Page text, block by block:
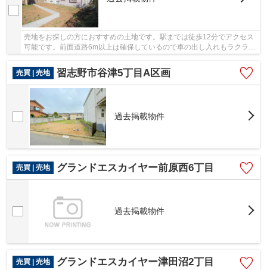
売地をお探しの方におすすめの土地です。駅までは徒歩12分でアクセス
可能です。前面道路6m以上は確保しているので車の出し入れもラクラク
売買 | 売地
習志野市谷津5丁目A区画
過去掲載物件
売買 | 売地 グランドエスカイヤー前原西6丁目
過去掲載物件
売買 | 売地 グランドエスカイヤー津田沼2丁目